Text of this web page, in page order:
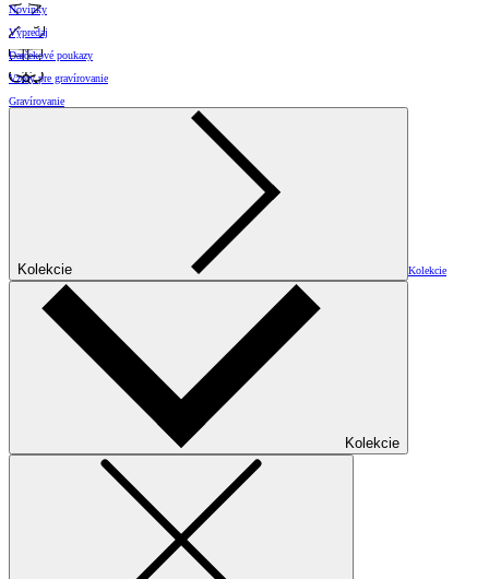
Novinky
Výpredaj
Darčekové poukazy
Vzory pre gravírovanie
Gravírovanie
Kolekcie Kolekcie
Kolekcie